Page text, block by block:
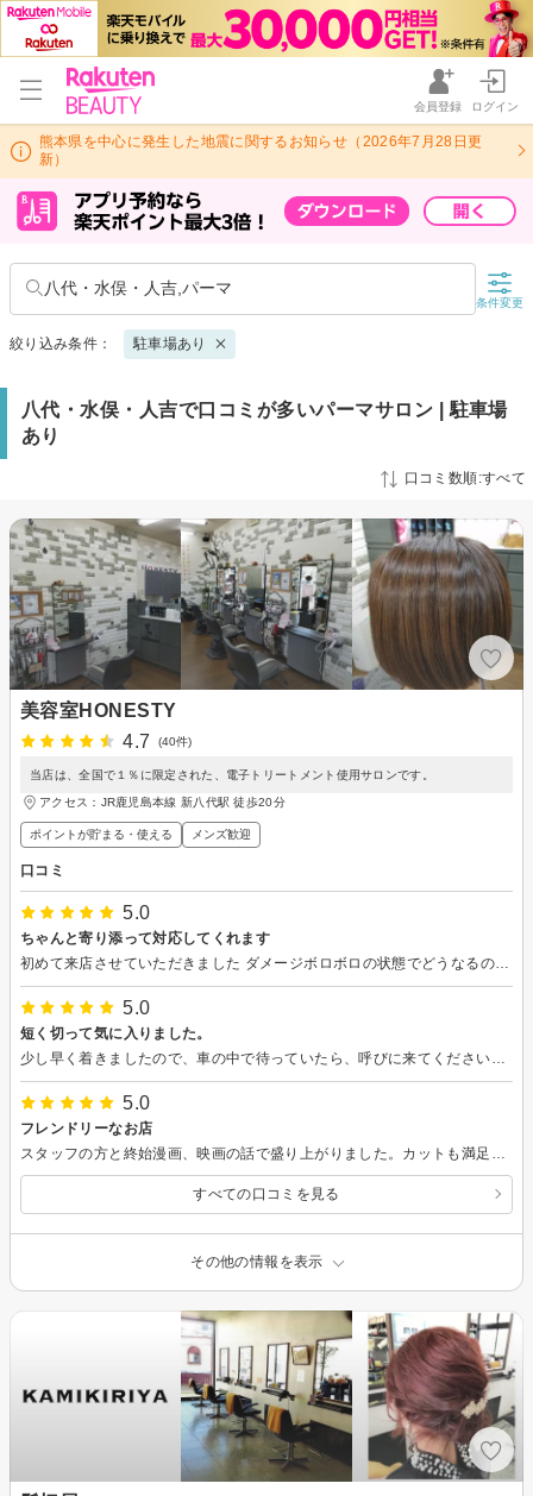
会員登録 ログイン
熊本県を中心に発生した地震に関するお知らせ（2026年7月28日更
新）
八代・水俣・人吉,パーマ
条件変更
絞り込み条件： 駐車場あり
八代・水俣・人吉で口コミが多いパーマサロン | 駐車場
あり
口コミ数順:すべて
美容室HONESTY
4.7
(40件)
当店は、全国で１％に限定された、電子トリートメント使用サロンです。
アクセス：JR鹿児島本線 新八代駅 徒歩20分
ポイントが貯まる・使える メンズ歓迎
口コミ
5.0
ちゃんと寄り添って対応してくれます
初めて来店させていただきました ダメージボロボロの状態でどうなるのかと不安ながらにもカットをお願いしました 結果ドライヤーですぐ乾く手櫛でまとまる大満足の仕上がりにしてもらい不安は無くなりました 最後にもセットの仕方や整髪料の選び方まで教えていただいてきて良かったと感じました 帰りには また来てくださいねと優しくお声を掛けていただき、皆さんでちゃんと私を見てありがとうございましたと送り出してもらいました 他のお店では担当者以外顔を見ないで声出ししてますよね とても感じ良くて またきますって言いました 次回もよろしくお願いします
5.0
短く切って気に入りました。
5.0
フレンドリーなお店
すべての口コミを見る
その他の情報を表示